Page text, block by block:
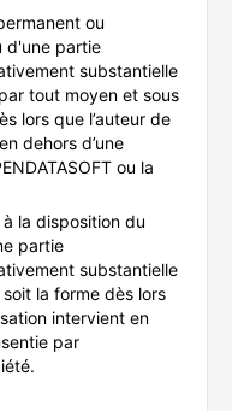
ou
d'une partie
substantielle
tout moyen et sous
lors que l’auteur de
dehors d’une
ou la
la disposition du
partie
substantielle
la forme dès lors
intervient en
par